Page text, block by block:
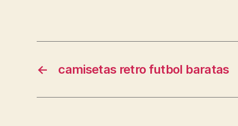
← camisetas retro futbol baratas